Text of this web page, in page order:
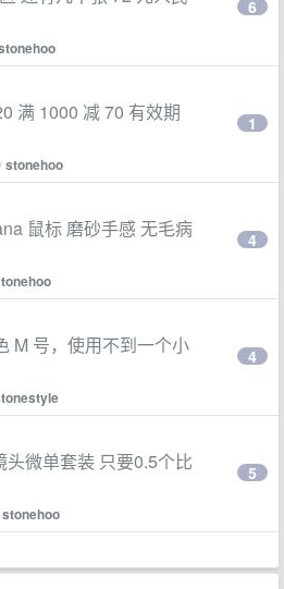
6
满 1000 减 70 有效期
stonehoo
1
鼠标 磨砂手感 无毛病
4
M 号，使用不到一个小
4
微单套装 只要0.5个比
stonehoo
5